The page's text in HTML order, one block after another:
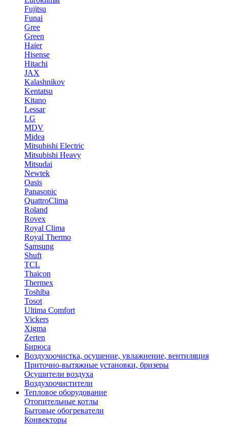
Fujitsu
Funai
Gree
Green
Haier
Hisense
Hitachi
JAX
Kalashnikov
Kentatsu
Kitano
Lessar
LG
MDV
Midea
Mitsubishi Electric
Mitsubishi Heavy
Mitsudai
Newtek
Oasis
Panasonic
QuattroClima
Roland
Rovex
Royal Clima
Royal Thermo
Samsung
Shuft
TCL
Thaicon
Thermex
Toshiba
Tosot
Ultima Comfort
Vickers
Xigma
Zerten
Бирюса
Воздухоочистка, осушение, увлажнение, вентиляция
Приточно-вытяжные установки, бризеры
Осушители воздуха
Воздухоочистители
Тепловое оборудование
Отопительные котлы
Бытовые обогреватели
Конвекторы